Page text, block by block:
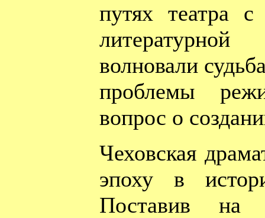
путях театра
волновали
проблемы
вопрос о
Чеховская
эпоху в
Поставив